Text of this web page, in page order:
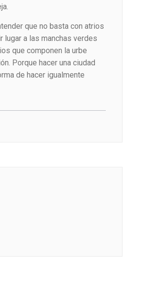
que no basta con atrios
lugar a las manchas verdes
que componen la urbe
Porque hacer una ciudad
de hacer igualmente